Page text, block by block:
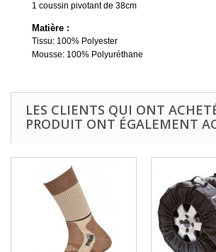
1 coussin pivotant de 38cm
Matière :
Tissu: 100% Polyester
Mousse: 100% Polyuréthane
LES CLIENTS QUI ONT
PRODUIT ONT ÉGALEMENT